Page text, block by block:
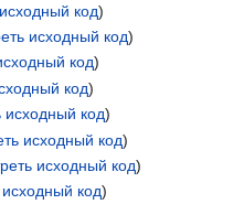
код)
исходный код)
код)
код)
исходный код)
исходный код)
исходный код)
код)